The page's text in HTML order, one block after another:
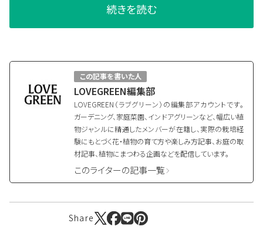
続きを読む
この記事を書いた人
LOVEGREEN編集部
LOVEGREEN（ラブグリーン）の編集部アカウントです。
ガーデニング、家庭菜園、インドアグリーンなど、幅広い植
物ジャンルに精通したメンバーが在籍し、実際の栽培経
験にもとづく花・植物の育て方や楽しみ方記事、お庭の取
材記事、植物にまつわる企画などを配信しています。
このライターの記事一覧
Share